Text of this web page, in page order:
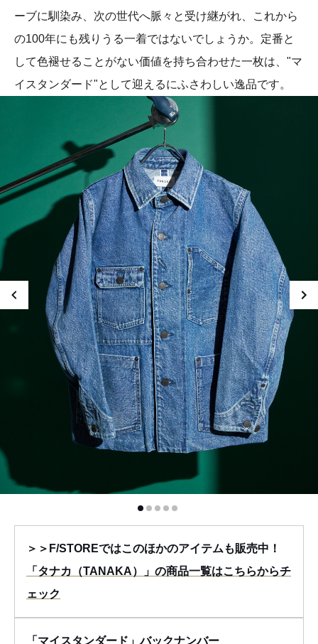
ーブに馴染み、次の世代へ脈々と受け継がれ、これから
の100年にも残りうる一着ではないでしょうか。定番と
して色褪せることがない価値を持ち合わせた一枚は、"マ
イスタンダード"として迎えるにふさわしい逸品です。
＞＞F/STOREではこのほかのアイテムも販売中！
「タナカ（TANAKA）」の商品一覧はこちらからチ
ェック
「マイスタンダード」バックナンバー